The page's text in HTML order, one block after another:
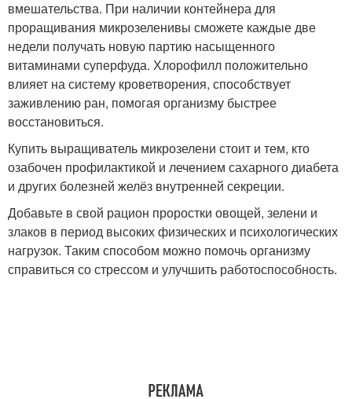
вмешательства. При наличии контейнера для
проращивания микрозеленивы сможете каждые две
недели получать новую партию насыщенного
витаминами суперфуда. Хлорофилл положительно
влияет на систему кроветворения, способствует
заживлению ран, помогая организму быстрее
восстановиться.
Купить выращиватель микрозелени стоит и тем, кто
озабочен профилактикой и лечением сахарного диабета
и других болезней желёз внутренней секреции.
Добавьте в свой рацион проростки овощей, зелени и
злаков в период высоких физических и психологических
нагрузок. Таким способом можно помочь организму
справиться со стрессом и улучшить работоспособность.